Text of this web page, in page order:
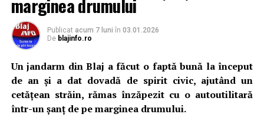
la Spitalul Municipal Blaj. Ce echipamente vor fi
cumpărate
O nouă victorie pentru echipa din „Mica Romă”, în
5-3 (2-0)
marginea drumului
Publicat acum 7 luni în 03.01.2026
De blajinfo.ro
Un jandarm din Blaj a făcut o faptă bună la început
de an și a dat dovadă de spirit civic, ajutând un
cetățean străin, rămas înzăpezit cu o autoutilitară
într-un șanț de pe marginea drumului.